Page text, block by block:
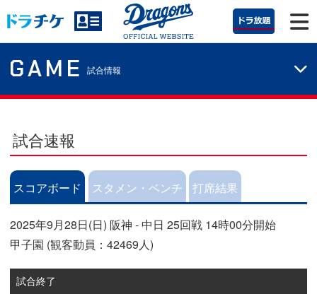
GAME 試合情報
試合速報
スコアボード スタメン・ベンチ 打席結果
2025年9月28日(日) 阪神 - 中日 25回戦 14時00分開始
甲子園 (観客動員：42469人)
試合終了